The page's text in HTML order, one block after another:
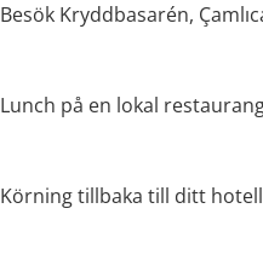
Besök Kryddbasarén,
Lunch på en lokal
Körning tillbaka till ditt